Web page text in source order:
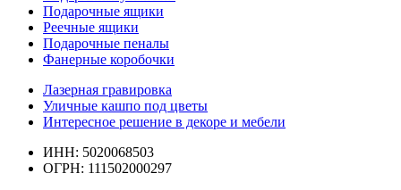
Подарочные ящики
Реечные ящики
Подарочные пеналы
Фанерные коробочки
Лазерная гравировка
Уличные кашпо под цветы
Интересное решение в декоре и мебели
ИНН: 5020068503
ОГРН: 111502000297